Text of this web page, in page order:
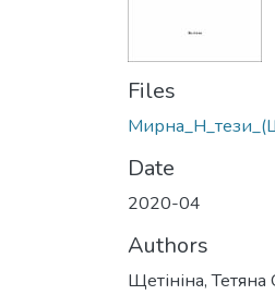
Files
Date
2020-04
Authors
Щетініна, Тетяна